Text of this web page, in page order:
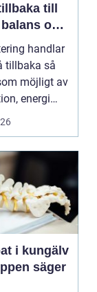
till
och
handlar
tillbaka så
möjligt av
energi
i kungälv
säger